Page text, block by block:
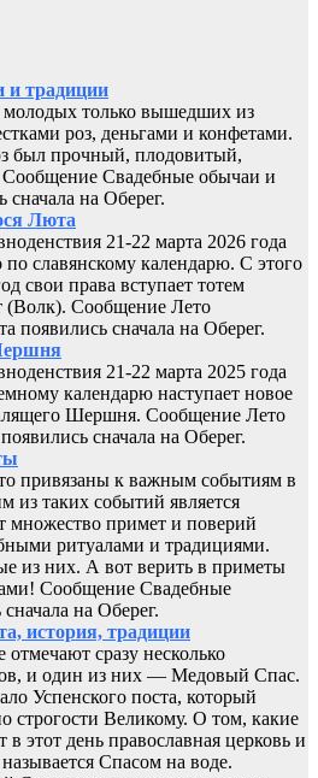
и традиции
молодых только вышедших из
роз, деньгами и конфетами.
был прочный, плодовитый,
Сообщение Свадебные обычаи и
сначала на Оберег.
Люта
21-22 марта 2026 года
по славянскому календарю. С этого
свои права вступает тотем
Сообщение Лето
появились сначала на Оберег.
21-22 марта 2025 года
календарю наступает новое
Шершня. Сообщение Лето
сначала на Оберег.
привязаны к важным событиям в
таких событий является
множество примет и поверий
ритуалами и традициями.
из них. А вот верить в приметы
Сообщение Свадебные
на Оберег.
история, традиции
сразу несколько
и один из них — Медовый Спас.
Успенского поста, который
строгости Великому. О том, какие
этот день православная церковь и
Спасом на воде.